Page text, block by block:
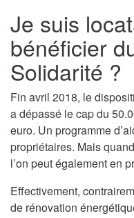
Je suis
bénéficier
Solidarité ?
Fin avril 2018, le
a dépassé le cap du
euro. Un programme
propriétaires. Mais
l’on peut également en
Effectivement,
de rénovation